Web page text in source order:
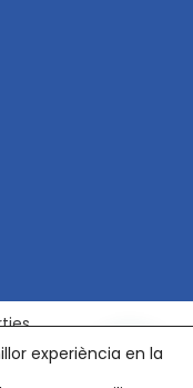
experiència en la